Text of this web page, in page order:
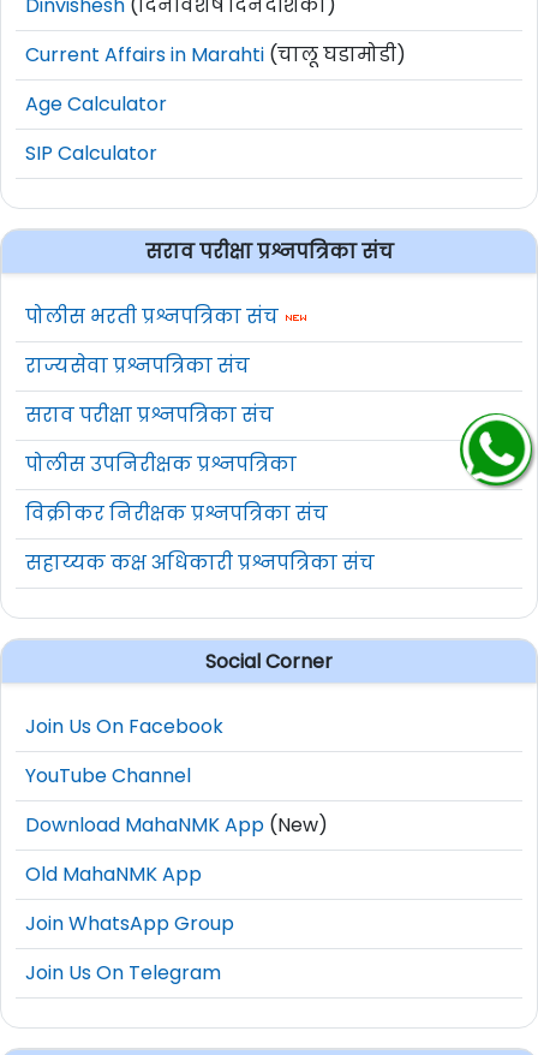
Current Affairs in Marahti (चालू घडामोडी)
Age Calculator
SIP Calculator
सराव परीक्षा प्रश्नपत्रिका संच
पोलीस भरती प्रश्नपत्रिका संच
राज्यसेवा प्रश्नपत्रिका संच
सराव परीक्षा प्रश्नपत्रिका संच
पोलीस उपनिरीक्षक प्रश्नपत्रिका
विक्रीकर निरीक्षक प्रश्नपत्रिका संच
सहाय्यक कक्ष अधिकारी प्रश्नपत्रिका संच
Social Corner
Join Us On Facebook
YouTube Channel
Download MahaNMK App (New)
Old MahaNMK App
Join WhatsApp Group
Join Us On Telegram